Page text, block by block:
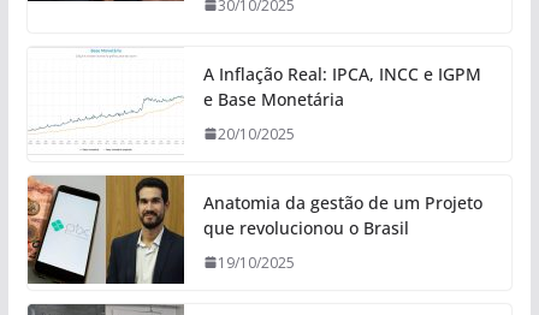
30/10/2025
A Inflação Real: IPCA, INCC e IGPM
e Base Monetária
20/10/2025
Anatomia da gestão de um Projeto
que revolucionou o Brasil
19/10/2025